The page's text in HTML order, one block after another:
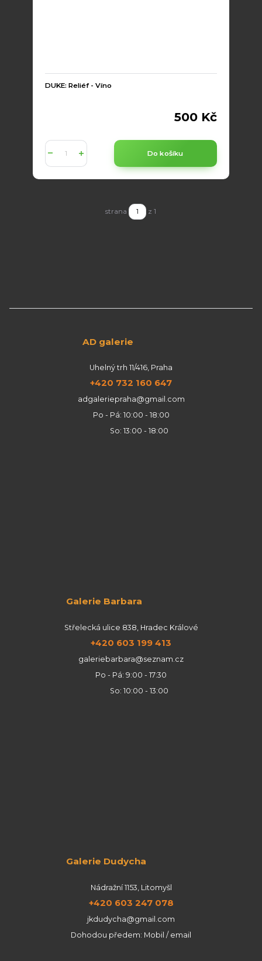
DUKE: Reliéf - Víno
500 Kč
Do košíku
strana z 1
AD galerie
Uhelný trh 11/416, Praha
+420 732 160 647
adgaleriepraha@gmail.com
Po - Pá: 10:00 - 18:00
So: 13:00 - 18:00
Galerie Barbara
Střelecká ulice 838, Hradec Králové
+420 603 199 413
galeriebarbara@seznam.cz
Po - Pá: 9:00 - 17:30
So: 10:00 - 13:00
Galerie Dudycha
Nádražní 1153, Litomyšl
+420 603 247 078
jkdudycha@gmail.com
Dohodou předem: Mobil / email